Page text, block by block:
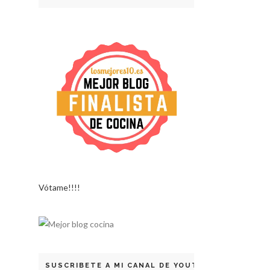
Vótame!!!!
SUSCRIBETE A MI CANAL DE YOUTUBE